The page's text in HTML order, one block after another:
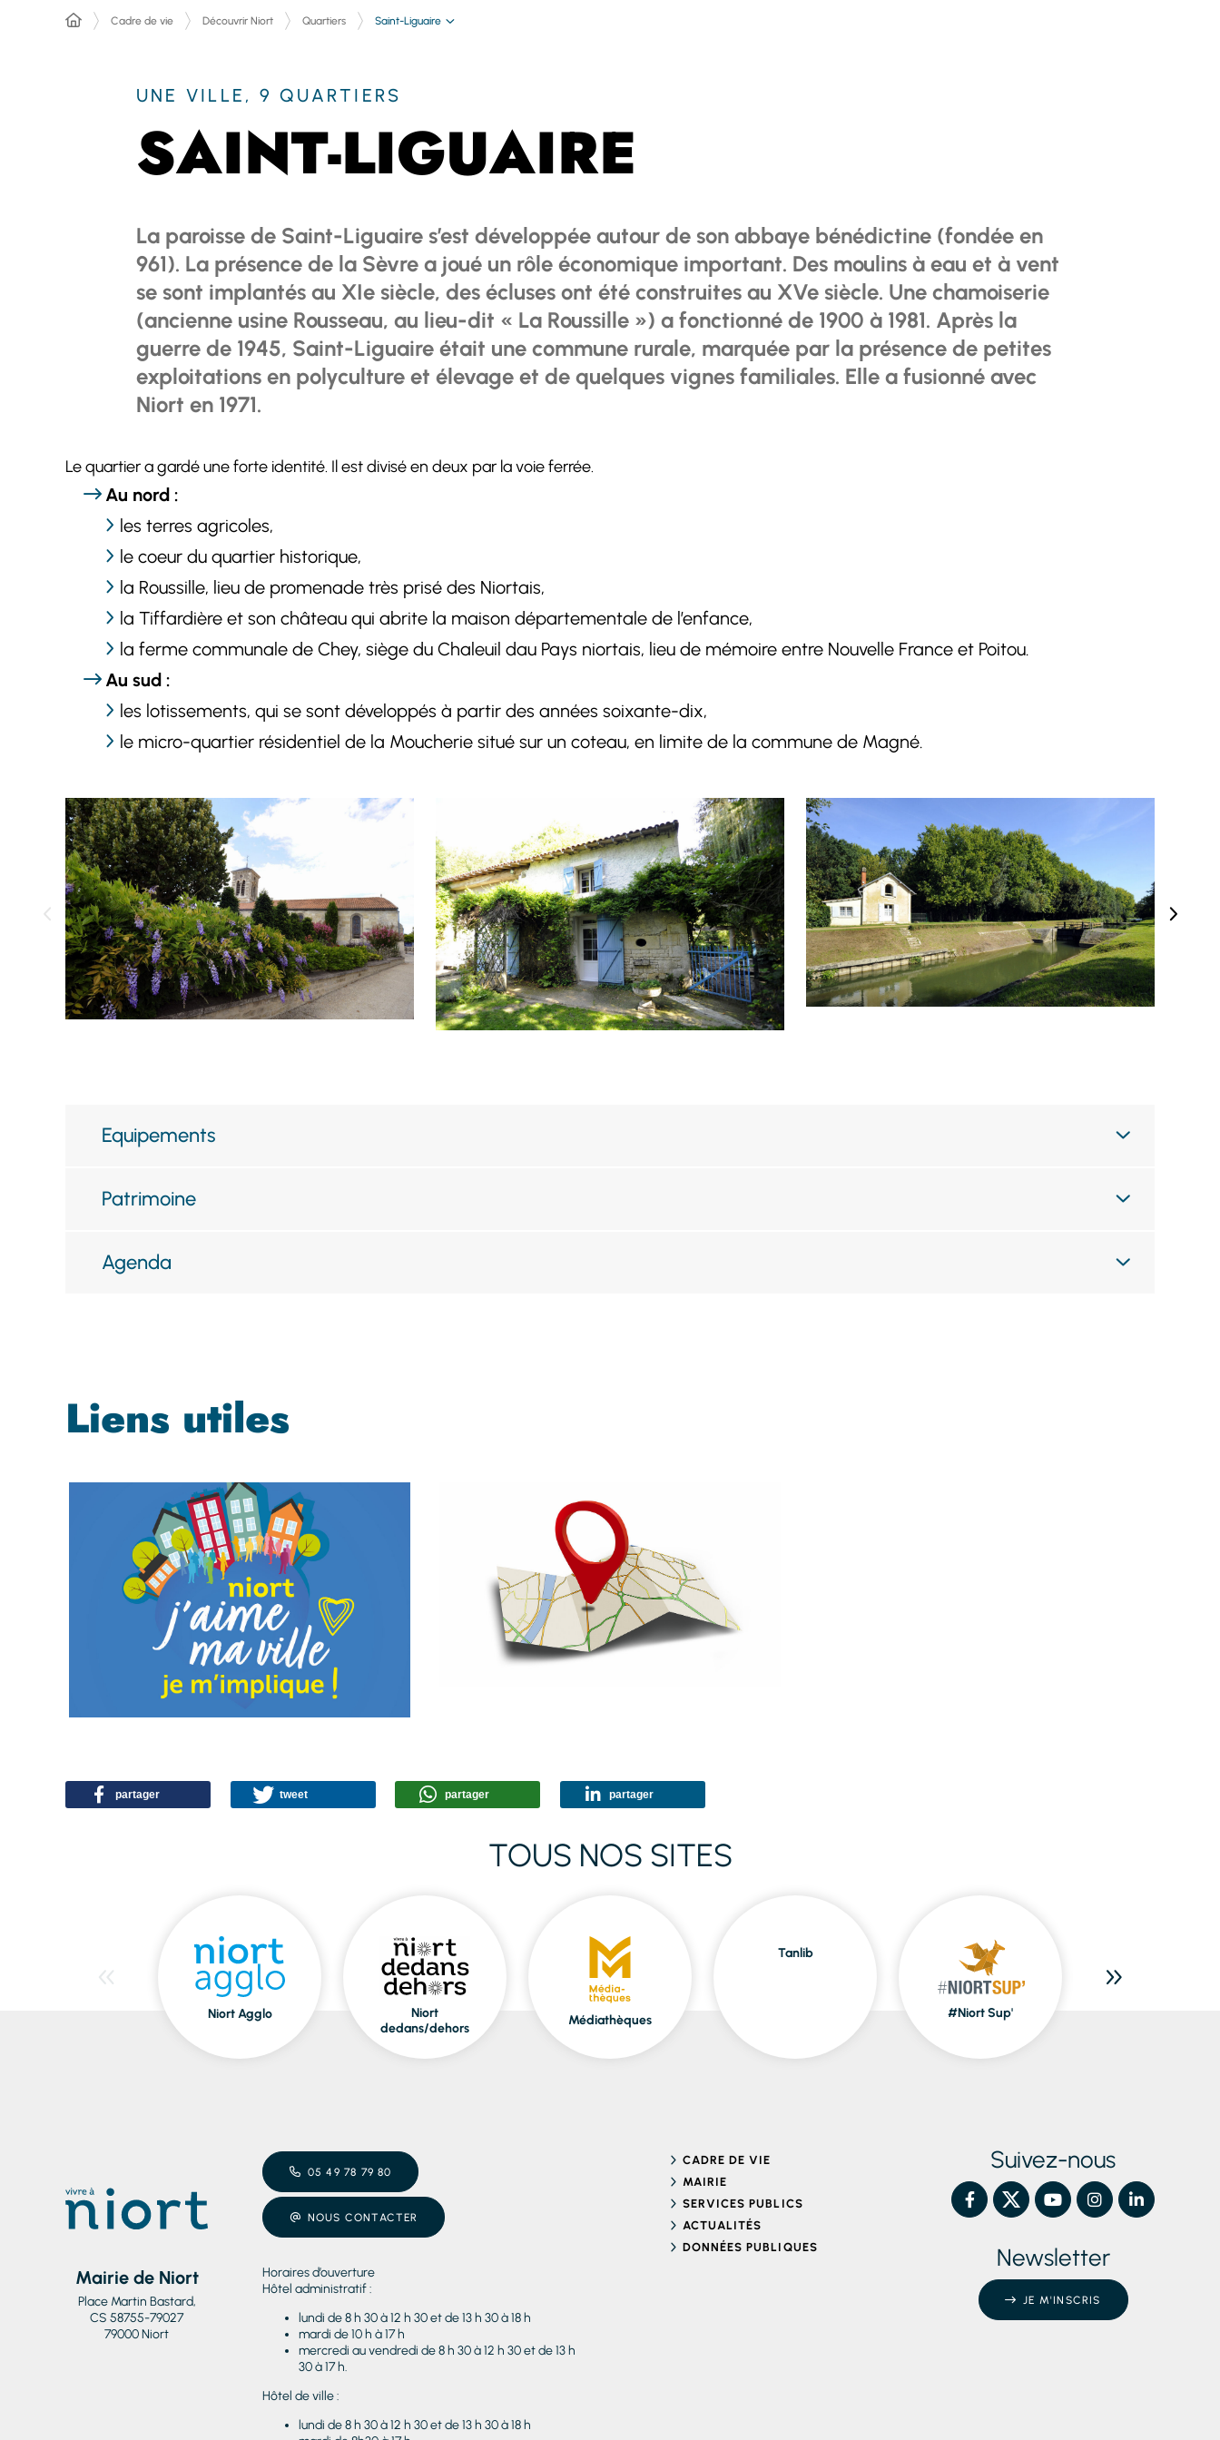
Cadre de vie Découvrir Niort Quartiers Saint-Liguaire
UNE VILLE, 9 QUARTIERS
SAINT-LIGUAIRE
La paroisse de Saint-Liguaire s’est développée autour de son abbaye bénédictine (fondée en
961). La présence de la Sèvre a joué un rôle économique important. Des moulins à eau et à vent
se sont implantés au XIe siècle, des écluses ont été construites au XVe siècle. Une chamoiserie
(ancienne usine Rousseau, au lieu-dit « La Roussille ») a fonctionné de 1900 à 1981. Après la
guerre de 1945, Saint-Liguaire était une commune rurale, marquée par la présence de petites
exploitations en polyculture et élevage et de quelques vignes familiales. Elle a fusionné avec
Niort en 1971.
Le quartier a gardé une forte identité. Il est divisé en deux par la voie ferrée.
Au nord :
les terres agricoles,
le coeur du quartier historique,
la Roussille, lieu de promenade très prisé des Niortais,
la Tiffardière et son château qui abrite la maison départementale de l’enfance,
la ferme communale de Chey, siège du Chaleuil dau Pays niortais, lieu de mémoire entre Nouvelle France et Poitou.
Au sud :
les lotissements, qui se sont développés à partir des années soixante-dix,
le micro-quartier résidentiel de la Moucherie situé sur un coteau, en limite de la commune de Magné.
Equipements
Patrimoine
Agenda
Liens utiles
partager tweet partager partager
TOUS NOS SITES
Niort Agglo
Niort
dedans/dehors
Médiathèques
Tanlib
#Niort Sup'
Mairie de Niort
Place Martin Bastard,
CS 58755-79027
79000 Niort
05 49 78 79 80
NOUS CONTACTER
Horaires d’ouverture
Hôtel administratif :
lundi de 8 h 30 à 12 h 30 et de 13 h 30 à 18 h
mardi de 10 h à 17 h
mercredi au vendredi de 8 h 30 à 12 h 30 et de 13 h
30 à 17 h.
Hôtel de ville :
lundi de 8 h 30 à 12 h 30 et de 13 h 30 à 18 h
CADRE DE VIE
MAIRIE
SERVICES PUBLICS
ACTUALITÉS
DONNÉES PUBLIQUES
Suivez-nous
Newsletter
JE M'INSCRIS